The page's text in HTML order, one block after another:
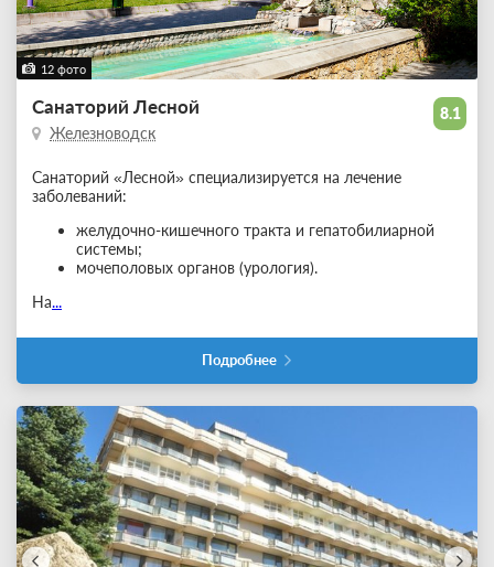
12 фото
8.1
Санаторий Лесной
Железноводск
Санаторий «Лесной» специализируется на лечение
заболеваний:
желудочно-кишечного тракта и гепатобилиарной
системы;
мочеполовых органов (урология).
На...
Подробнее